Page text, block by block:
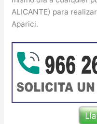
ALICANTE) para
Aparici.